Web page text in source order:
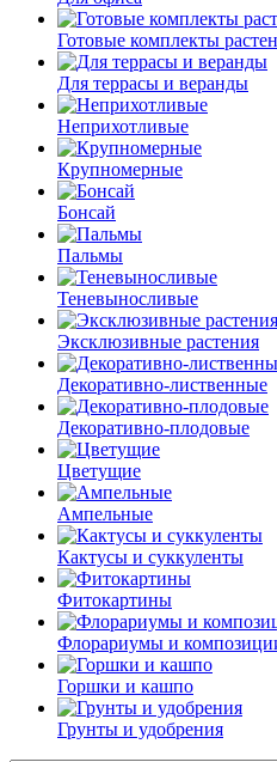
Готовые комплекты
Для террасы и веранды
Неприхотливые
Крупномерные
Бонсай
Пальмы
Теневыносливые
Эксклюзивные растения
Декоративно-лиственные
Декоративно-плодовые
Цветущие
Ампельные
Кактусы и суккуленты
Фитокартины
Флорариумы и
Горшки и кашпо
Грунты и удобрения